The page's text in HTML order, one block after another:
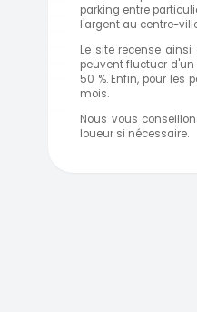
parking entre
l'argent au centre-
Le site recense
peuvent fluctuer
50 %. Enfin, pour les
mois.
Nous vous
loueur si nécessaire.